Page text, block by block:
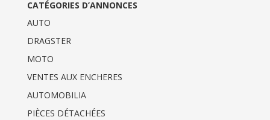
CATÉGORIES D’ANNONCES
AUTO
DRAGSTER
MOTO
VENTES AUX ENCHERES
AUTOMOBILIA
PIÈCES DÉTACHÉES